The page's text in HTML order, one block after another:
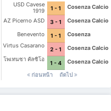
USD Cavese
1919
1 - 1
Cosenza Calcio
AZ Picerno ASD
3 - 1
Cosenza Calcio
Benevento
1 - 1
Cosenza
Virtus Casarano
2 - 1
Cosenza Calcio
โพเทนซา คัลซิโอ
1 - 4
Cosenza Calcio
ก่อนหน้า
ถัดไป